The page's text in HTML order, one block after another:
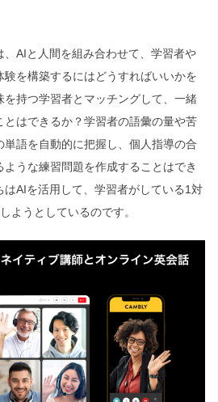
AIと人間を組み合わせて、学習者や
を構築するにはどうすればいいかを
持つ学習者とマッチングして、一緒
とはできるか？学習者の語彙の量や苦
語を自動的に把握し、個人指導の合
うな練習問題を作成することはでき
はAIを活用して、学習者がしている1対
ようとしているのです。